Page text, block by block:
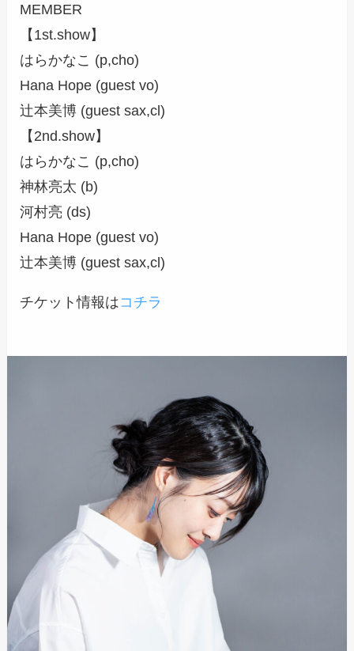
MEMBER
【1st.show】
はらかなこ (p,cho)
Hana Hope (guest vo)
辻本美博 (guest sax,cl)
【2nd.show】
はらかなこ (p,cho)
神林亮太 (b)
河村亮 (ds)
Hana Hope (guest vo)
辻本美博 (guest sax,cl)
チケット情報はコチラ